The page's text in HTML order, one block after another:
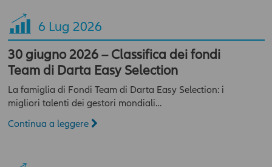
6 Lug 2026
30 giugno 2026 – Classifica dei fondi
Team di Darta Easy Selection
La famiglia di Fondi Team di Darta Easy Selection: i
migliori talenti dei gestori mondiali…
Continua a leggere